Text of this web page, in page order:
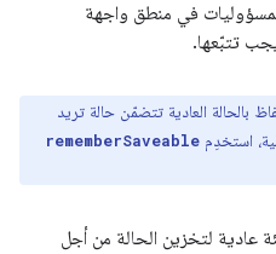
في منطق واجهة
تتبّعها.
بالحالة العادية تتضمّن حالة تريد
استخدِم rememberSaveable
عادية لتخزين الحالة من أجل